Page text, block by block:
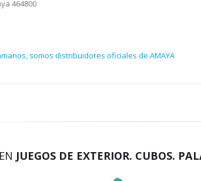
464800
somos distribuidores oficiales de AMAYA
JUEGOS DE EXTERIOR. CUBOS.